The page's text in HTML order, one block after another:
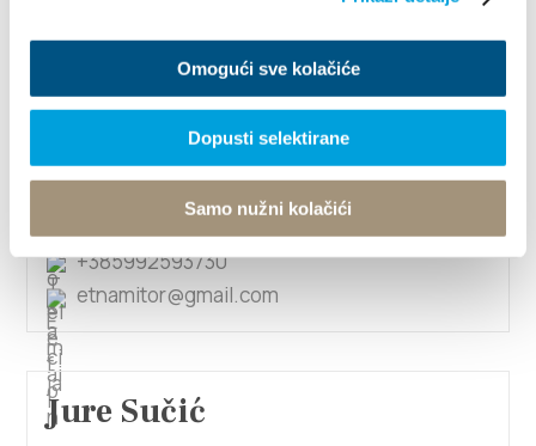
Omogući sve kolačiće
Dopusti selektirane
Samo nužni kolačići
1/5
Jure Rotim
+385992593730
etnamitor@gmail.com
Jure Sučić